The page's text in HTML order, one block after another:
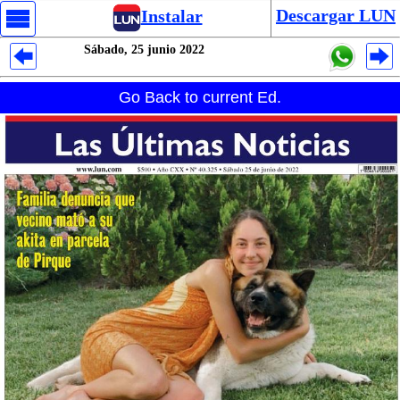
Instalar Descargar LUN
Sábado, 25 junio 2022
Go Back to current Ed.
Despliegues Analytics
Despliegues Totales
Despliegues por Rubros